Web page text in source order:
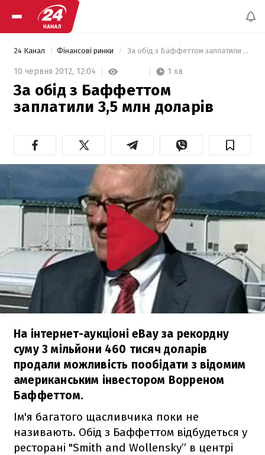
24 Канал Фінансові ринки За обід з Баффеттом заплатили 3,5 млн доларів
10 червня 2012, 12:04 1 хв
За обід з Баффеттом
заплатили 3,5 млн доларів
На інтернет-аукціоні eBay за рекордну
суму 3 мільйони 460 тисяч доларів
продали можливість пообідати з відомим
американським інвестором Ворреном
Баффеттом.
Ім'я багатого щасливчика поки не
називають. Обід з Баффеттом відбудеться у
ресторані "Smith and Wollensky” в центрі